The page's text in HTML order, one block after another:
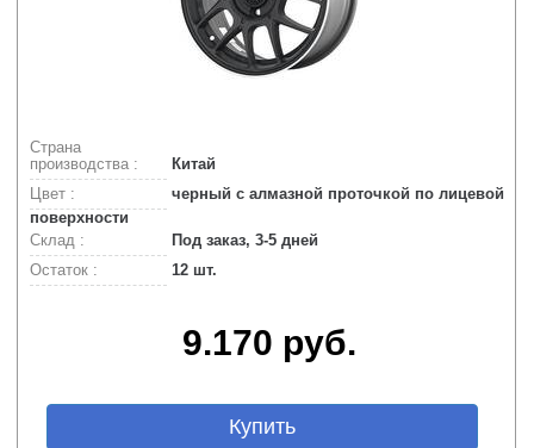
Страна
производства :
Китай
Цвет :
черный с алмазной проточкой по лицевой
поверхности
Склад :
Под заказ, 3-5 дней
Остаток :
12 шт.
9.170 руб.
Купить